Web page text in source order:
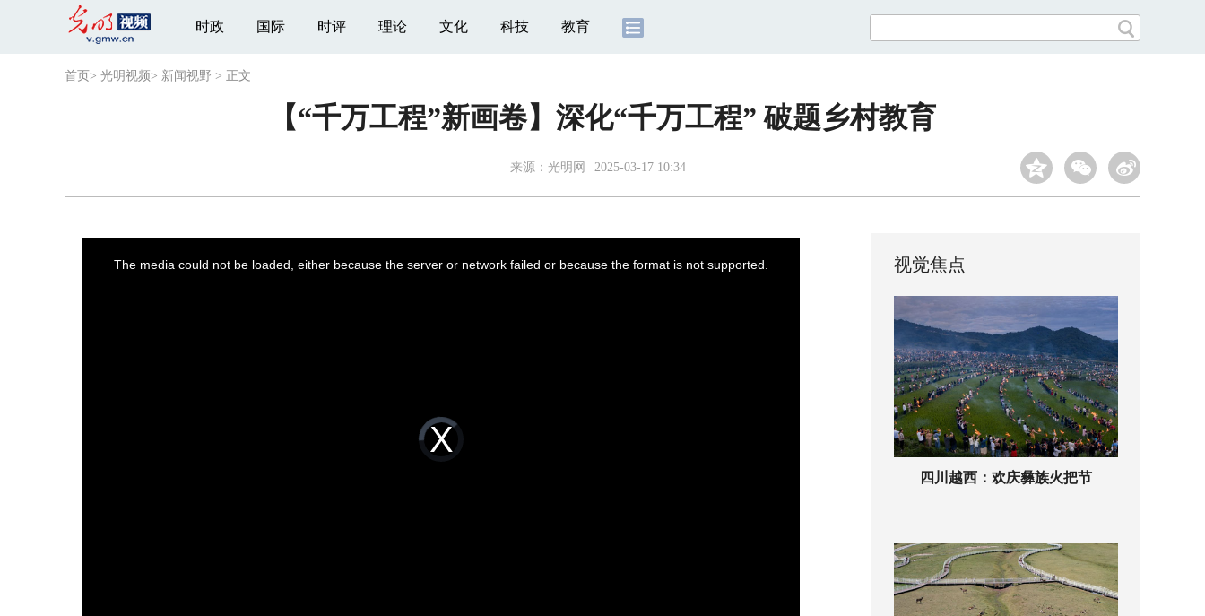
时政 国际 时评 理论 文化 科技 教育
首页 > 光明视频> 新闻视野 > 正文
【“千万工程”新画卷】深化“千万工程” 破题乡村教育
来源： 光明网 2025-03-17 10:34
Video
Player
loading.
The media could not be loaded, either because the server or network failed or because the format is not supported. 视觉焦点
四川越西：欢庆彝族火把节